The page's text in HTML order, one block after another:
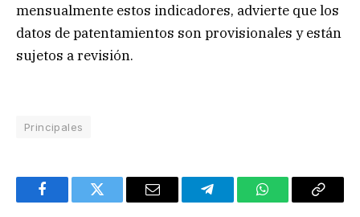
mensualmente estos indicadores, advierte que los
datos de patentamientos son provisionales y están
sujetos a revisión.
Principales
FacebookTwitter Email TelegramWhatsAppCopy